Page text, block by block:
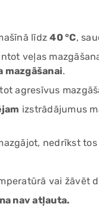
līdz40 °C,
veļas
mazgāšanai.
agresīvus
izstrādājumus
nedrīkst
vai žāvēt
nav atļauta.